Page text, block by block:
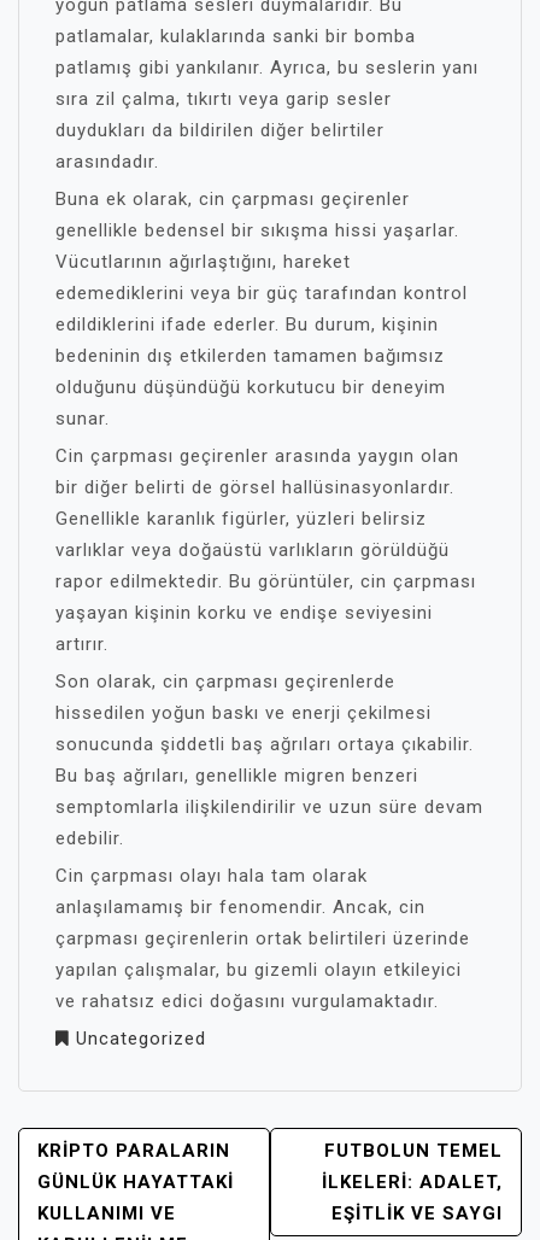
yoğun patlama sesleri duymalarıdır. Bu
patlamalar, kulaklarında sanki bir bomba
patlamış gibi yankılanır. Ayrıca, bu seslerin yanı
sıra zil çalma, tıkırtı veya garip sesler
duydukları da bildirilen diğer belirtiler
arasındadır.
Buna ek olarak, cin çarpması geçirenler
genellikle bedensel bir sıkışma hissi yaşarlar.
Vücutlarının ağırlaştığını, hareket
edemediklerini veya bir güç tarafından kontrol
edildiklerini ifade ederler. Bu durum, kişinin
bedeninin dış etkilerden tamamen bağımsız
olduğunu düşündüğü korkutucu bir deneyim
sunar.
Cin çarpması geçirenler arasında yaygın olan
bir diğer belirti de görsel hallüsinasyonlardır.
Genellikle karanlık figürler, yüzleri belirsiz
varlıklar veya doğaüstü varlıkların görüldüğü
rapor edilmektedir. Bu görüntüler, cin çarpması
yaşayan kişinin korku ve endişe seviyesini
artırır.
Son olarak, cin çarpması geçirenlerde
hissedilen yoğun baskı ve enerji çekilmesi
sonucunda şiddetli baş ağrıları ortaya çıkabilir.
Bu baş ağrıları, genellikle migren benzeri
semptomlarla ilişkilendirilir ve uzun süre devam
edebilir.
Cin çarpması olayı hala tam olarak
anlaşılamamış bir fenomendir. Ancak, cin
çarpması geçirenlerin ortak belirtileri üzerinde
yapılan çalışmalar, bu gizemli olayın etkileyici
ve rahatsız edici doğasını vurgulamaktadır.
Uncategorized
YAZI
GEZINMESI
KRIPTO PARALARIN
GÜNLÜK HAYATTAKI
KULLANIMI VE
FUTBOLUN TEMEL
İLKELERI: ADALET,
EŞITLIK VE SAYGI